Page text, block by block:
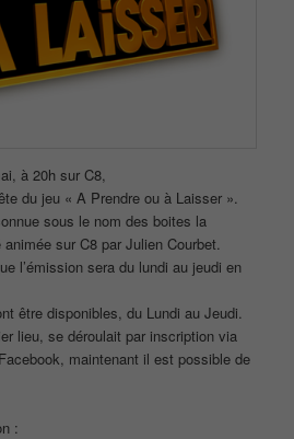
à 20h sur C8,
du jeu « A Prendre ou à Laisser ».
sous le nom des boites la
sur C8 par Julien Courbet.
l’émission sera du lundi au jeudi en
être disponibles, du Lundi au Jeudi.
lieu, se déroulait par inscription via
maintenant il est possible de
: